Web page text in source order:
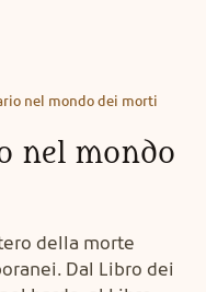
nel mondo dei morti
nel mondo
della morte
Dal Libro dei